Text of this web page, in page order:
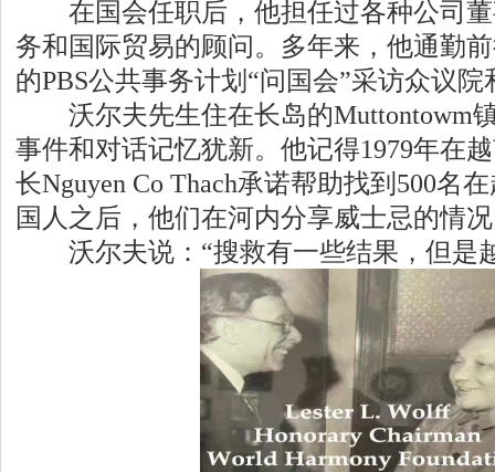
在国会任职后，他担任过各种公司董
务和国际贸易的顾问。多年来，他通勤
的PBS公共事务计划“问国会”采访众议
沃尔夫先生住在长岛的Muttontowm
事件和对话记忆犹新。他记得1979年在
长Nguyen Co Thach承诺帮助找到500名
国人之后，他们在河内分享威士忌的情
沃尔夫说：“搜救有一些结果，但是